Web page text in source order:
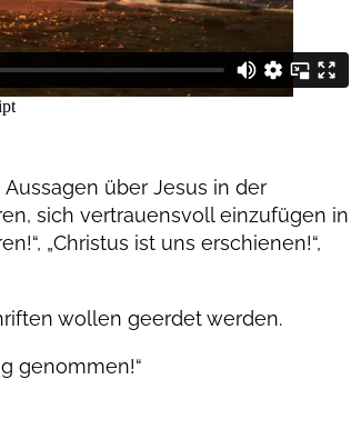
über Jesus in der
sich vertrauensvoll einzufügen in
„Christus ist uns erschienen!“,
wollen geerdet werden.
genommen!“